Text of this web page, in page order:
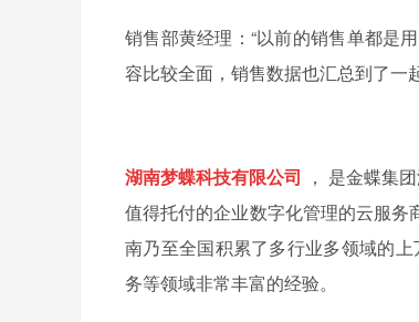
销售部黄经理：“以前的销售单都是
容比较全面，销售数据也汇总到了一
湖南梦蝶科技有限公司 ， 是金蝶集
值得托付的企业数字化管理的云服务
南乃至全国积累了多行业多领域的
务等领域非常丰富的经验。